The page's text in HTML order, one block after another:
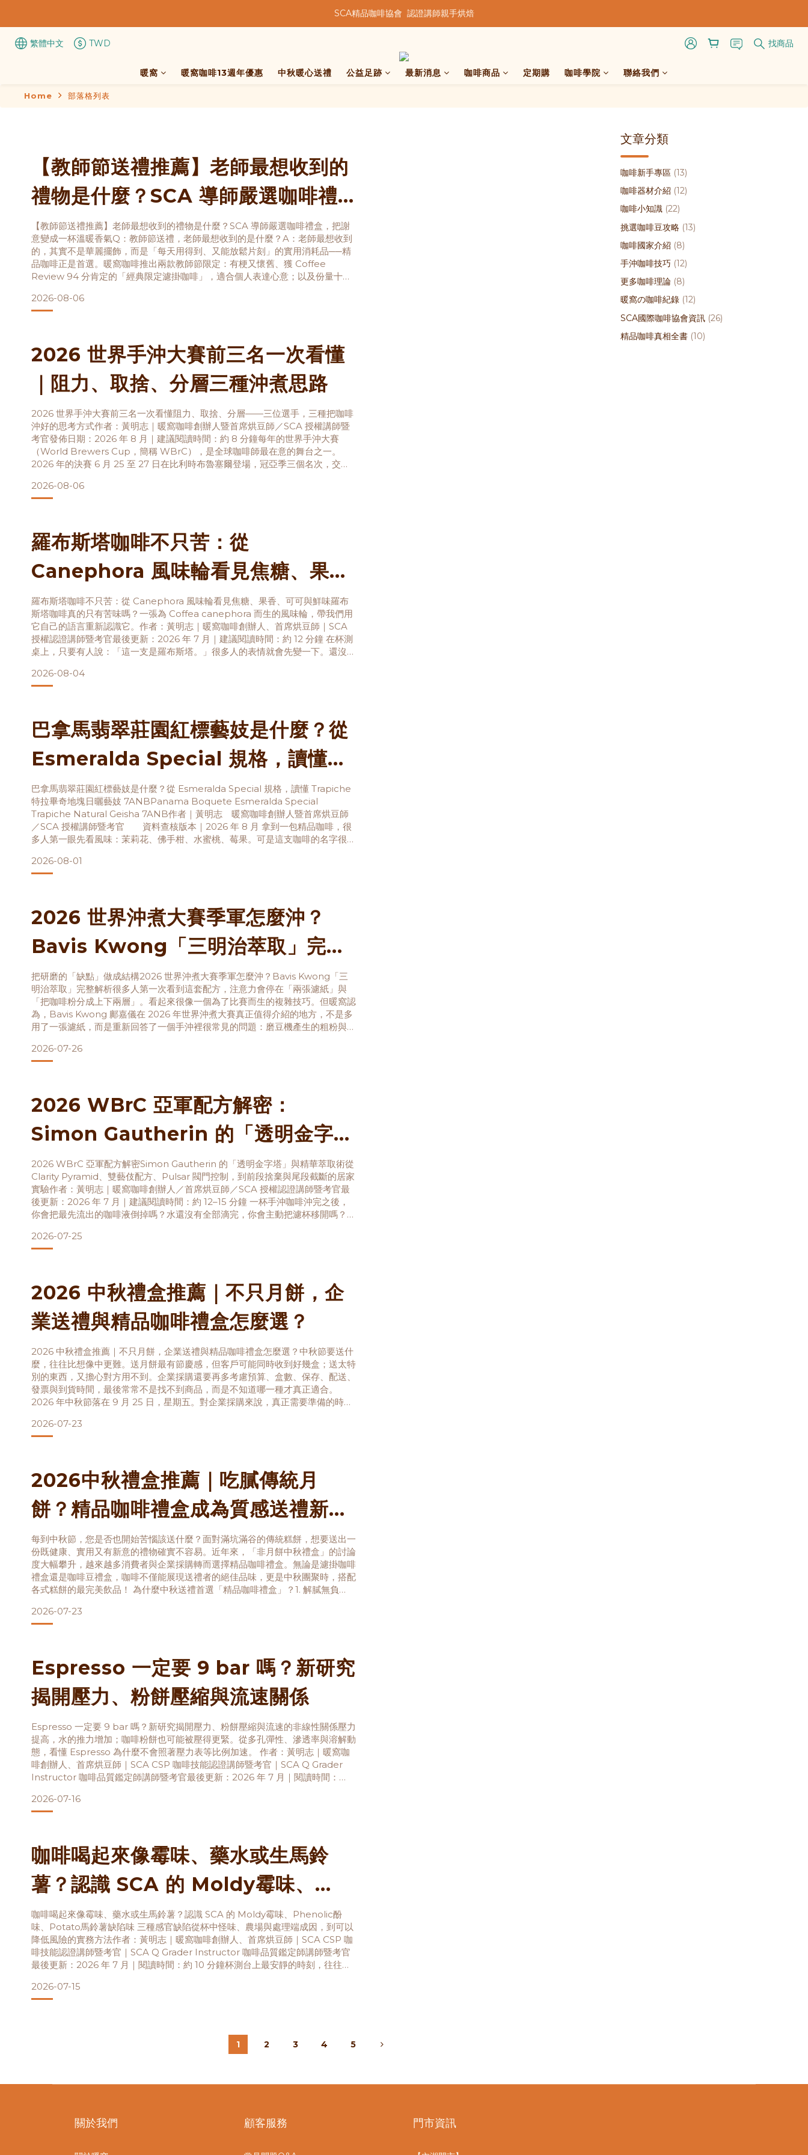
★★歡迎來到暖窩咖啡★★
★★歡迎來到暖窩咖啡★★
繁體中文
TWD 找商品
暖窩 暖窩咖啡13週年優惠 中秋暖心送禮 公益足跡 最新消息 咖啡商品 定期購 咖啡學院 聯絡我們
Home 部落格列表
【教師節送禮推薦】老師最想收到的
禮物是什麼？SCA 導師嚴選咖啡禮
盒，把謝意變成一杯溫暖香氣
【教師節送禮推薦】老師最想收到的禮物是什麼？SCA 導師嚴選咖啡禮盒，把謝
意變成一杯溫暖香氣Q：教師節送禮，老師最想收到的是什麼？A：老師最想收到
的，其實不是華麗擺飾，而是「每天用得到、又能放鬆片刻」的實用消耗品──精
品咖啡正是首選。暖窩咖啡推出兩款教師節限定：有梗又懷舊、獲 Coffee
Review 94 分肯定的「經典限定濾掛咖啡」，適合個人表達心意；以及份量十
焙的好咖啡，為老師忙碌的日常注入暖意。 開學沒多久，
2026-08-06
2026 世界手沖大賽前三名一次看懂
｜阻力、取捨、分層三種沖煮思路
2026 世界手沖大賽前三名一次看懂阻力、取捨、分層——三位選手，三種把咖啡
沖好的思考方式作者：黃明志｜暖窩咖啡創辦人暨首席烘豆師／SCA 授權講師暨
考官發佈日期：2026 年 8 月｜建議閱讀時間：約 8 分鐘每年的世界手沖大賽
（World Brewers Cup，簡稱 WBrC），是全球咖啡師最在意的舞台之一。
2026 年的決賽 6 月 25 至 27 日在比利時布魯塞爾登場，冠亞季三個名次，交出
不談複雜參數，而是把三個
2026-08-06
羅布斯塔咖啡不只苦：從
Canephora 風味輪看見焦糖、果
香、可可與鮮味
羅布斯塔咖啡不只苦：從 Canephora 風味輪看見焦糖、果香、可可與鮮味羅布
斯塔咖啡真的只有苦味嗎？一張為 Coffea canephora 而生的風味輪，帶我們用
它自己的語言重新認識它。作者：黃明志｜暖窩咖啡創辦人、首席烘豆師｜SCA
授權認證講師暨考官最後更新：2026 年 7 月｜建議閱讀時間：約 12 分鐘 在杯測
桌上，只要有人說：「這一支是羅布斯塔。」很多人的表情就會先變一下。還沒
些經驗不一定憑空而來——過去大
2026-08-04
巴拿馬翡翠莊園紅標藝妓是什麼？從
Esmeralda Special 規格，讀懂
Trapiche 特拉畢奇地塊日曬藝妓
7ANB
巴拿馬翡翠莊園紅標藝妓是什麼？從 Esmeralda Special 規格，讀懂 Trapiche
特拉畢奇地塊日曬藝妓 7ANBPanama Boquete Esmeralda Special
Trapiche Natural Geisha 7ANB作者｜黃明志 暖窩咖啡創辦人暨首席烘豆師
／SCA 授權講師暨考官 資料查核版本｜2026 年 8 月 拿到一包精品咖啡，很
多人第一眼先看風味：茉莉花、佛手柑、水蜜桃、莓果。可是這支咖啡的名字很長
2026-08-01
2026 世界沖煮大賽季軍怎麼沖？
Bavis Kwong「三明治萃取」完整
解析
把研磨的「缺點」做成結構2026 世界沖煮大賽季軍怎麼沖？Bavis Kwong「三
明治萃取」完整解析很多人第一次看到這套配方，注意力會停在「兩張濾紙」與
「把咖啡粉分成上下兩層」。看起來很像一個為了比賽而生的複雜技巧。但暖窩認
為，Bavis Kwong 鄺嘉儀在 2026 年世界沖煮大賽真正值得介紹的地方，不是多
用了一張濾紙，而是重新回答了一個手沖裡很常見的問題：磨豆機產生的粗粉與細
不同粒徑放在不同的位置，讓它們承擔不同的工
2026-07-26
2026 WBrC 亞軍配方解密：
Simon Gautherin 的「透明金字
塔」與精華萃取術
2026 WBrC 亞軍配方解密Simon Gautherin 的「透明金字塔」與精華萃取術從
Clarity Pyramid、雙藝伎配方、Pulsar 閥門控制，到前段捨棄與尾段截斷的居家
實驗作者：黃明志｜暖窩咖啡創辦人／首席烘豆師／SCA 授權認證講師暨考官最
後更新：2026 年 7 月｜建議閱讀時間：約 12–15 分鐘 一杯手沖咖啡沖完之後，
你會把最先流出的咖啡液倒掉嗎？水還沒有全部滴完，你會主動把濾杯移開嗎？對
都留
2026-07-25
2026 中秋禮盒推薦｜不只月餅，企
業送禮與精品咖啡禮盒怎麼選？
2026 中秋禮盒推薦｜不只月餅，企業送禮與精品咖啡禮盒怎麼選？中秋節要送什
麼，往往比想像中更難。送月餅最有節慶感，但客戶可能同時收到好幾盒；送太特
別的東西，又擔心對方用不到。企業採購還要再多考慮預算、盒數、保存、配送、
發票與到貨時間，最後常常不是找不到商品，而是不知道哪一種才真正適合。
2026 年中秋節落在 9 月 25 日，星期五。對企業採購來說，真正需要準備的時間
對象、使用情境、預算與咖啡沖泡方式，帶你挑到一份收禮者願
2026-07-23
2026中秋禮盒推薦｜吃膩傳統月
餅？精品咖啡禮盒成為質感送禮新主
流！
每到中秋節，您是否也開始苦惱該送什麼？面對滿坑滿谷的傳統糕餅，想要送出一
份既健康、實用又有新意的禮物確實不容易。近年來，「非月餅中秋禮盒」的討論
度大幅攀升，越來越多消費者與企業採購轉而選擇精品咖啡禮盒。無論是濾掛咖啡
禮盒還是咖啡豆禮盒，咖啡不僅能展現送禮者的絕佳品味，更是中秋團聚時，搭配
各式糕餅的最完美飲品！ 為什麼中秋送禮首選「精品咖啡禮盒」？1. 解膩無負
多了覺得負擔。這時候，一杯好咖啡就是最佳的解膩神器！中深焙咖啡醇厚
2026-07-23
Espresso 一定要 9 bar 嗎？新研究
揭開壓力、粉餅壓縮與流速關係
Espresso 一定要 9 bar 嗎？新研究揭開壓力、粉餅壓縮與流速的非線性關係壓力
提高，水的推力增加；咖啡粉餅也可能被壓得更緊。從多孔彈性、滲透率與溶解動
態，看懂 Espresso 為什麼不會照著壓力表等比例加速。 作者：黃明志｜暖窩咖
啡創辦人、首席烘豆師｜SCA CSP 咖啡技能認證講師暨考官｜SCA Q Grader
Instructor 咖啡品質鑑定師講師暨考官最後更新：2026 年 7 月｜閱讀時間：
2026-07-16
咖啡喝起來像霉味、藥水或生馬鈴
薯？認識 SCA 的 Moldy霉味、
Phenolic酚味、Potato馬鈴薯缺陷
味 三種感官缺陷
咖啡喝起來像霉味、藥水或生馬鈴薯？認識 SCA 的 Moldy霉味、Phenolic酚
味、Potato馬鈴薯缺陷味 三種感官缺陷從杯中怪味、農場與處理端成因，到可以
降低風險的實務方法作者：黃明志｜暖窩咖啡創辦人、首席烘豆師｜SCA CSP 咖
啡技能認證講師暨考官｜SCA Q Grader Instructor 咖啡品質鑑定師講師暨考官
最後更新：2026 年 7 月｜閱讀時間：約 10 分鐘杯測台上最安靜的時刻，往往不
杯裡有東
2026-07-15
1 2 3 4 5
文章分類
咖啡新手專區 (13)
咖啡器材介紹 (12)
咖啡小知識 (22)
挑選咖啡豆攻略 (13)
咖啡國家介紹 (8)
手沖咖啡技巧 (12)
更多咖啡理論 (8)
暖窩の咖啡紀錄 (12)
SCA國際咖啡協會資訊 (26)
精品咖啡真相全書 (10)
關於我們 顧客服務 門市資訊